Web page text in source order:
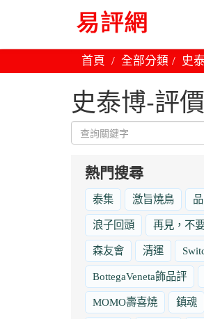
首頁 全部分類 史
史泰博-評
熱門搜尋
泰集 激旨燒鳥
浪子回頭 再見，不
森友會 清運
BottegaVeneta飾品評
MOMO壽喜燒 鎮魂